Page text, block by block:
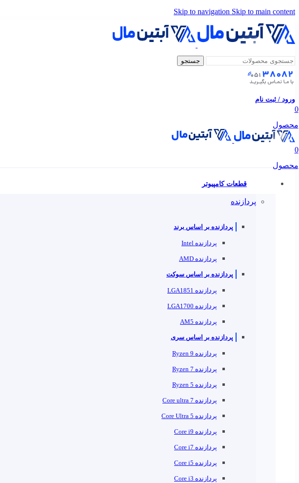
Skip to navigation Skip to main content
جستجو
ورود / ثبت نام
0
محصول
0
محصول
قطعات کامپیوتر
پردازنده
پردازنده بر اساس برند
پردازنده Intel
پردازنده AMD
پردازنده بر اساس سوکت
پردازنده LGA1851
پردازنده LGA1700
پردازنده AM5
پردازنده بر اساس سری
پردازنده Ryzen 9
پردازنده Ryzen 7
پردازنده Ryzen 5
پردازنده Core ultra 7
پردازنده Core Ultra 5
پردازنده Core i9
پردازنده Core i7
پردازنده Core i5
پردازنده Core i3